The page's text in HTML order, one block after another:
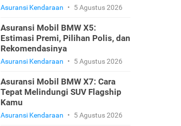
Asuransi Kendaraan • 5 Agustus 2026
Asuransi Mobil BMW X5:
Estimasi Premi, Pilihan Polis, dan
Rekomendasinya
Asuransi Kendaraan • 5 Agustus 2026
Asuransi Mobil BMW X7: Cara
Tepat Melindungi SUV Flagship
Kamu
Asuransi Kendaraan • 5 Agustus 2026